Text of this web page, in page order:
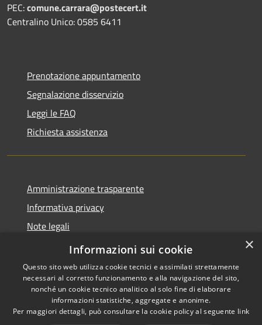
PEC:comune.carrara@postecert.it
Centralino Unico: 0585 6411
Prenotazione appuntamento
Segnalazione disservizio
Leggi le FAQ
Richiesta assistenza
Amministrazione trasparente
Informativa privacy
Note legali
Dichiarazione di accessibilità
Accessibilità
Copyright © 2026 • Comune di
Carrara • Powered by
×
Informazioni sui cookie
Questo sito web utilizza cookie tecnici e assimilati strettamente
necessari al corretto funzionamento e alla navigazione del sito,
nonché un cookie tecnico analitico al solo fine di elaborare
informazioni statistiche, aggregate e anonime.
Per maggiori dettagli, può consultare la cookie policy al seguente link